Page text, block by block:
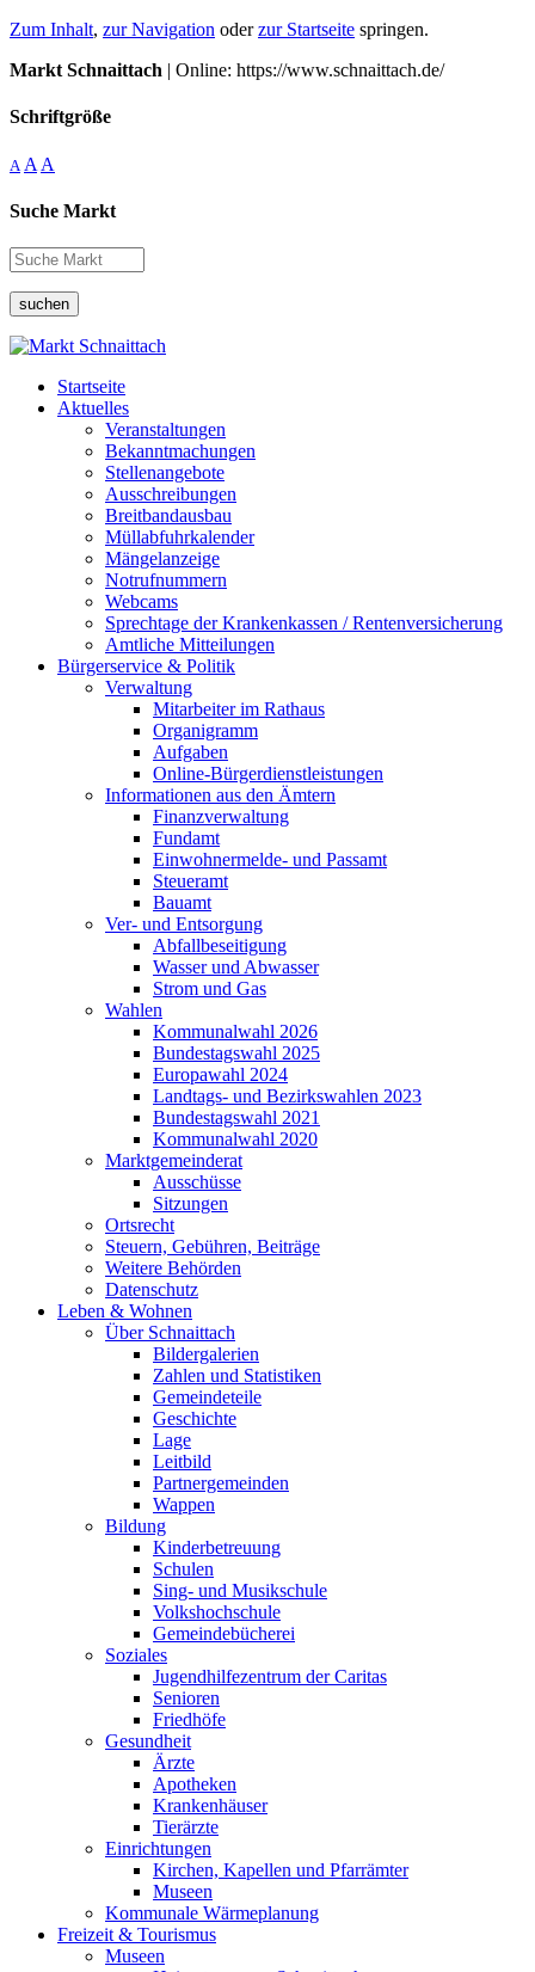
Zum Inhalt, zur Navigation oderzur Startseite springen.
Markt Schnaittach | Online: https://www.schnaittach.de/
Schriftgröße
A A A
Suche Markt
suchen
Startseite
Aktuelles
Veranstaltungen
Bekanntmachungen
Stellenangebote
Ausschreibungen
Breitbandausbau
Müllabfuhrkalender
Mängelanzeige
Notrufnummern
Webcams
Sprechtage der Krankenkassen / Rentenversicherung
Amtliche Mitteilungen
Bürgerservice & Politik
Verwaltung
Mitarbeiter im Rathaus
Organigramm
Aufgaben
Online-Bürgerdienstleistungen
Informationen aus den Ämtern
Finanzverwaltung
Fundamt
Einwohnermelde- und Passamt
Steueramt
Bauamt
Ver- und Entsorgung
Abfallbeseitigung
Wasser und Abwasser
Strom und Gas
Wahlen
Kommunalwahl 2026
Bundestagswahl 2025
Europawahl 2024
Landtags- und Bezirkswahlen 2023
Bundestagswahl 2021
Kommunalwahl 2020
Marktgemeinderat
Ausschüsse
Sitzungen
Ortsrecht
Steuern, Gebühren, Beiträge
Weitere Behörden
Datenschutz
Leben & Wohnen
Über Schnaittach
Bildergalerien
Zahlen und Statistiken
Gemeindeteile
Geschichte
Lage
Leitbild
Partnergemeinden
Wappen
Bildung
Kinderbetreuung
Schulen
Sing- und Musikschule
Volkshochschule
Gemeindebücherei
Soziales
Jugendhilfezentrum der Caritas
Senioren
Friedhöfe
Gesundheit
Ärzte
Apotheken
Krankenhäuser
Tierärzte
Einrichtungen
Kirchen, Kapellen und Pfarrämter
Museen
Kommunale Wärmeplanung
Freizeit & Tourismus
Museen